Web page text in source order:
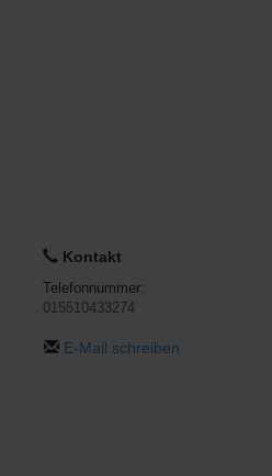
Kontakt
Telefonnummer:
015510433274
E-Mail schreiben